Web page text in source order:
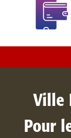
Ville
Pour